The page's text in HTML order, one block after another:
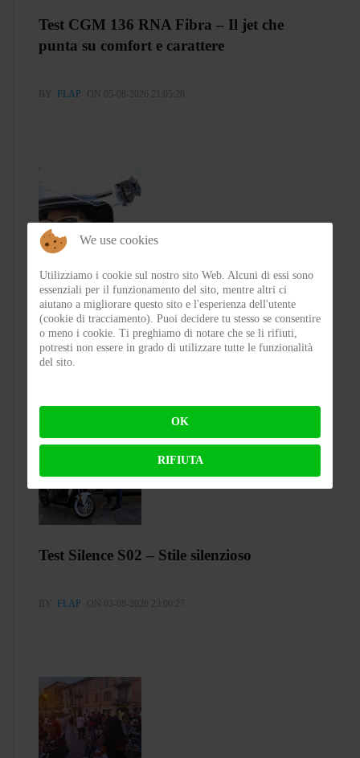
Test CGM 136 RNA Fibra – Il jet che
punta su comfort e carattere
BY FLAP ON 05-08-2026 21:05:26
Test Emblema Telma – Il sole con classe
BY FRA ON 04-08-2026 21:53:46
Test Silence S02 – Stile silenzioso
BY FLAP ON 03-08-2026 23:00:27
We use cookies
Utilizziamo i cookie sul nostro sito Web. Alcuni di essi sono
essenziali per il funzionamento del sito, mentre altri ci
aiutano a migliorare questo sito e l'esperienza dell'utente
(cookie di tracciamento). Puoi decidere tu stesso se consentire
o meno i cookie. Ti preghiamo di notare che se li rifiuti,
potresti non essere in grado di utilizzare tutte le funzionalità
del sito.
OK
RIFIUTA